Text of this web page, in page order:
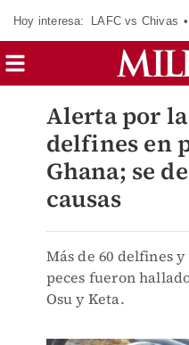
Hoy interesa: LAFC vs Chivas
Alerta por
delfines en
Ghana; se
causas
Más de 60 delfines
peces fueron
Osu y Keta.